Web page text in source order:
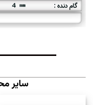
سایر